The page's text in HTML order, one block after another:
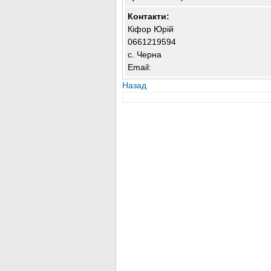
Контакти:
Кіфор Юрій
0661219594
с. Черна
Email:
Назад